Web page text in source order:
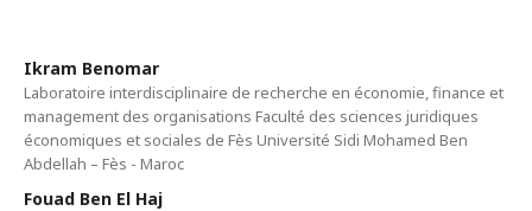
Ikram Benomar
Laboratoire interdisciplinaire de recherche en économie, finance et
management des organisations Faculté des sciences juridiques
économiques et sociales de Fès Université Sidi Mohamed Ben
Abdellah – Fès - Maroc
Fouad Ben El Haj